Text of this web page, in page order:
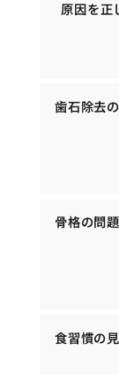
原因を正
歯石除去
骨格の問
食習慣の